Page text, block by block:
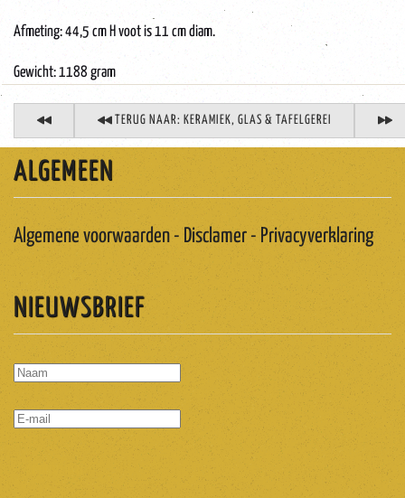
Afmeting: 44,5 cm H voot is 11 cm diam.
Gewicht: 1188 gram
TERUG NAAR: KERAMIEK, GLAS & TAFELGEREI
ALGEMEEN
Algemene voorwaarden - Disclamer - Privacyverklaring
NIEUWSBRIEF